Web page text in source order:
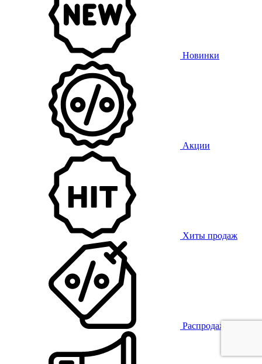
Новинки
Акции
Хиты продаж
Распродажа